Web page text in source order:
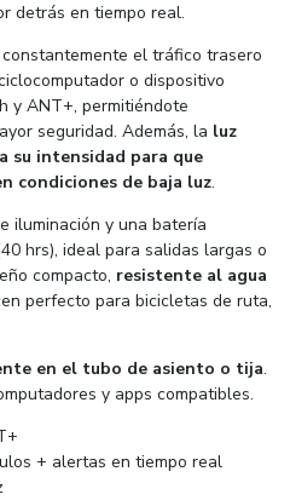
detrás en tiempo real.
el tráfico trasero
o dispositivo
y ANT+, permitiéndote
seguridad. Además, la luz
su intensidad para que
condiciones de baja luz.
iluminación y una batería
hrs), ideal para salidas largas o
compacto, resistente al agua
perfecto para bicicletas de ruta,
en el tubo de asiento o tija.
y apps compatibles.
+ alertas en tiempo real